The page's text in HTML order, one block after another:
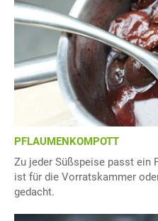
PFLAUMENKOMPOTT
Zu jeder Süßspeise passt ein
ist für die Vorratskammer
gedacht.